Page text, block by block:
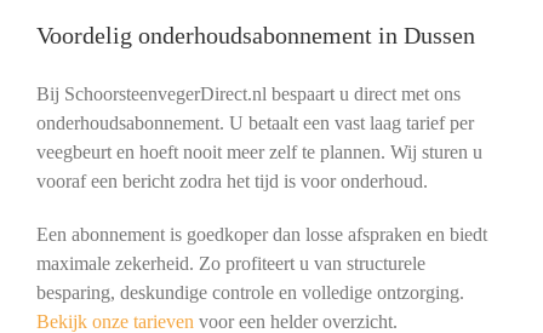
Voordelig onderhoudsabonnement in Dussen
Bij SchoorsteenvegerDirect.nl bespaart u direct met ons
onderhoudsabonnement. U betaalt een vast laag tarief per
veegbeurt en hoeft nooit meer zelf te plannen. Wij sturen u
vooraf een bericht zodra het tijd is voor onderhoud.
Een abonnement is goedkoper dan losse afspraken en biedt
maximale zekerheid. Zo profiteert u van structurele
besparing, deskundige controle en volledige ontzorging.
Bekijk onze tarieven voor een helder overzicht.